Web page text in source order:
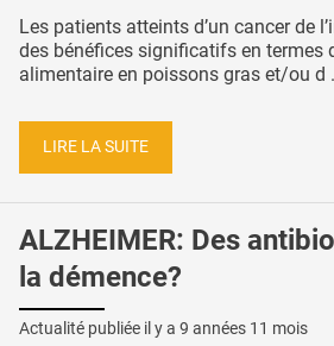
Les patients atteints d’un cancer de
des bénéfices significatifs en termes
alimentaire en poissons gras et/ou d
LIRE LA SUITE
ALZHEIMER: Des
la démence?
Actualité publiée il y a 9 années 11 mois